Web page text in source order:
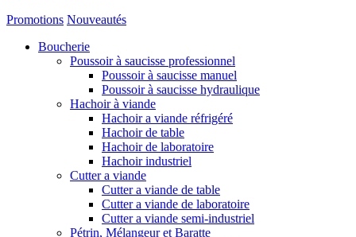
Promotions Nouveautés
Boucherie
Poussoir à saucisse professionnel
Poussoir à saucisse manuel
Poussoir à saucisse hydraulique
Hachoir à viande
Hachoir a viande réfrigéré
Hachoir de table
Hachoir de laboratoire
Hachoir industriel
Cutter a viande
Cutter a viande de table
Cutter a viande de laboratoire
Cutter a viande semi-industriel
Pétrin, Mélangeur et Baratte